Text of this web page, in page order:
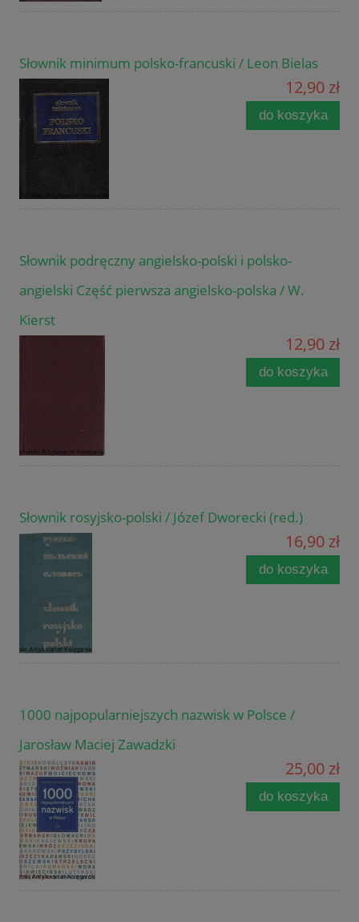
Słownik minimum polsko-francuski / Leon Bielas
12,90 zł
do koszyka
Słownik podręczny angielsko-polski i polsko-
angielski Część pierwsza angielsko-polska / W.
Kierst
12,90 zł
do koszyka
Słownik rosyjsko-polski / Józef Dworecki (red.)
16,90 zł
do koszyka
1000 najpopularniejszych nazwisk w Polsce /
Jarosław Maciej Zawadzki
25,00 zł
do koszyka